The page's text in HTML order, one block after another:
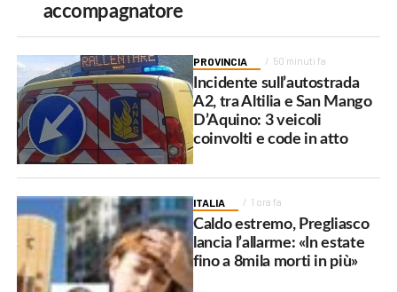
accompagnatore
PROVINCIA 50 minuti fa
Incidente sull’autostrada
A2, tra Altilia e San Mango
D’Aquino: 3 veicoli
coinvolti e code in atto
ITALIA 1 ora fa
Caldo estremo, Pregliasco
lancia l’allarme: «In estate
fino a 8mila morti in più»